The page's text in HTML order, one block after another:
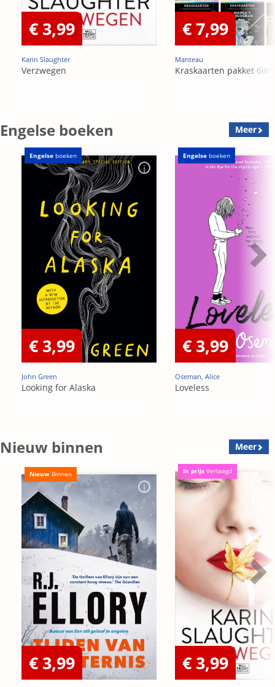
€ 3,99
Karin Slaughter
Verzwegen
€ 7,99
Manteau
Kraskaarten pakket 6in1
Engelse boeken Meer
Engelse boeken
€ 3,99
John Green
Looking for Alaska
Engelse boeken
€ 3,99
Oseman, Alice
Loveless
Nieuw binnen Meer
Nieuw Binnen
€ 3,99
In prijs Verlaagd
€ 3,99